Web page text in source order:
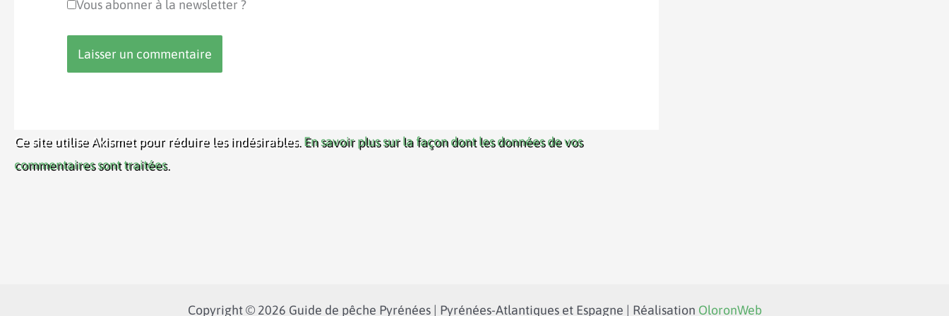
Vous abonner à la newsletter ?
Ce site utilise Akismet pour réduire les indésirables. En savoir plus sur la façon dont les données de vos
commentaires sont traitées.
Copyright © 2026 Guide de pêche Pyrénées | Pyrénées-Atlantiques et Espagne | Réalisation OloronWeb